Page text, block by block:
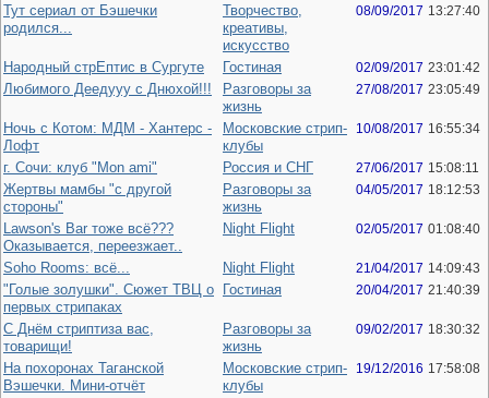
Тут сериал от Бэшечки
родился...
Творчество,
креативы,
искусство
08/09/2017 13:27:40
Народный стрЕптис в Сургуте Гостиная 02/09/2017 23:01:42
Любимого Деедууу с Днюхой!!!
Разговоры за
жизнь
27/08/2017 23:05:49
Ночь с Котом: МДМ - Хантерс -
Лофт
Московские стрип-
клубы
10/08/2017 16:55:34
г. Сочи: клуб "Mon ami" Россия и СНГ 27/06/2017 15:08:11
Жертвы мамбы "с другой
стороны"
Разговоры за
жизнь
04/05/2017 18:12:53
Lawson's Bar тоже всё???
Оказывается, переезжает..
Night Flight 02/05/2017 01:08:40
Soho Rooms: всё... Night Flight 21/04/2017 14:09:43
"Голые золушки". Сюжет ТВЦ о
первых стрипаках
Гостиная 20/04/2017 21:40:39
С Днём стриптиза вас,
товарищи!
Разговоры за
жизнь
09/02/2017 18:30:32
На похоронах Таганской
Вэшечки. Мини-отчёт
Московские стрип-
клубы
19/12/2016 17:58:08